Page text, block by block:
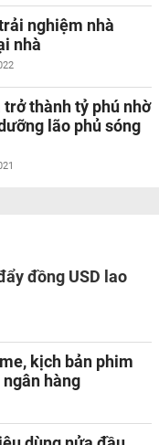
nghiệm nhà
nhà
thành tỷ phú nhờ
lão phủ sóng
đồng USD lao
kịch bản phim
hàng